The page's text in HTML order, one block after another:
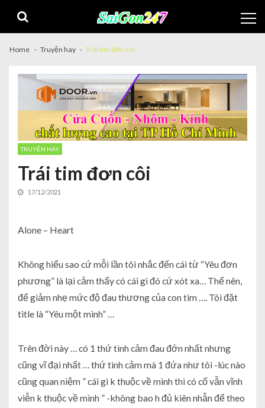
Home Truyện hay Trái tim đơn côi
TRUYỆN HAY
Trái tim đơn côi
17/12/2021
Alone – Heart
Không hiểu sao cứ mỗi lần tôi nhắc đến cái từ “Yêu đơn
phương” là lại cảm thấy có cái gì đó cứ xót xa… Thế nên,
để giảm nhẹ mức độ đau thương của con tim …. Tôi đặt
title là “Yêu một mình” …
Trên đời này … có 1 thứ tình cảm đau đớn nhất nhưng
cũng vĩ đại nhất … thứ tình cảm mà 1 đứa như tôi -lúc nào
cũng quan niệm ” cái gì k thuộc về mình thì có cố vẫn vĩnh
viễn k thuộc về mình ” -không bao h đủ kiên nhẫn để theo